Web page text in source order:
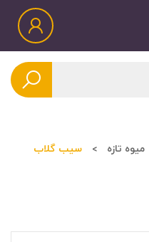
میوه تازه سیب گلاب